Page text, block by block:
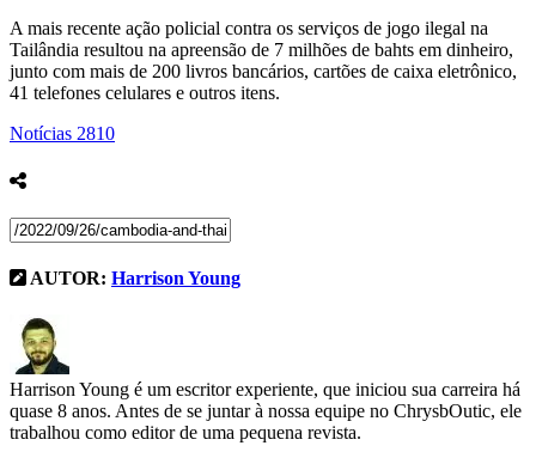
A mais recente ação policial contra os serviços de jogo ilegal na
Tailândia resultou na apreensão de 7 milhões de bahts em dinheiro,
junto com mais de 200 livros bancários, cartões de caixa eletrônico,
41 telefones celulares e outros itens.
Notícias 2810
AUTOR: Harrison Young
Harrison Young é um escritor experiente, que iniciou sua carreira há
quase 8 anos. Antes de se juntar à nossa equipe no ChrysbOutic, ele
trabalhou como editor de uma pequena revista.